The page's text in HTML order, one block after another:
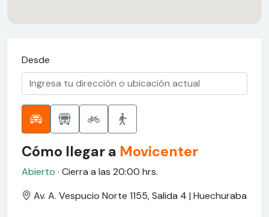
Desde
Cómo llegar a Movicenter
Abierto · Cierra a las 20:00 hrs.
Av. A. Vespucio Norte 1155, Salida 4 | Huechuraba